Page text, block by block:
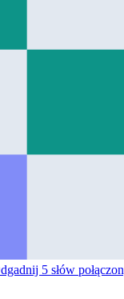
5 słów